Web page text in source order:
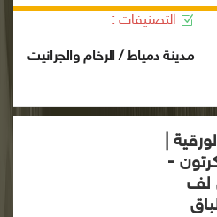
التصنيفات :
مدينة دمياط / الرخام والجرانيت
|
-
لف